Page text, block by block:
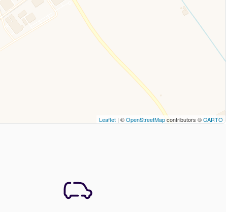
Leaflet | ©OpenStreetMapcontributors ©CARTO